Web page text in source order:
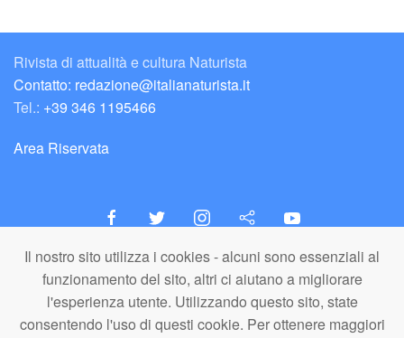
Il nostro sito utilizza i cookies - alcuni sono essenziali al
funzionamento del sito, altri ci aiutano a migliorare
l'esperienza utente. Utilizzando questo sito, state
consentendo l'uso di questi cookie. Per ottenere maggiori
Rivista di attualità e cultura Naturista
Contatto: redazione@italianaturista.it
Tel.: +39 346 1195466
Area Riservata
italiaNATURISTA
Editore e Redazione
A.N.ITA. Associazione Naturista Italiana (APS)
C.F. 80203710159